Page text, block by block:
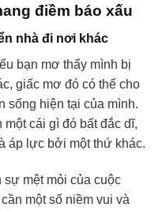
điềm báo xấu
nhà đi nơi khác
bạn mơ thấy mình bị
giấc mơ đó có thể cho
sống hiện tại của mình.
cái gì đó bất đắc dĩ,
áp lực bởi một thứ khác.
mệt mỏi của cuộc
một số niềm vui và